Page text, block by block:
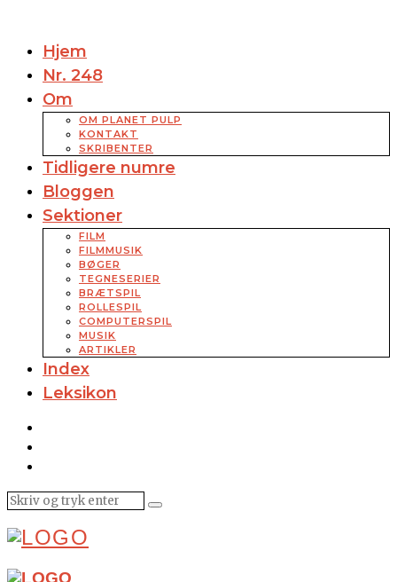
Hjem
Nr. 248
Om
OM PLANET PULP
KONTAKT
SKRIBENTER
Tidligere numre
Bloggen
Sektioner
FILM
FILMMUSIK
BØGER
TEGNESERIER
BRÆTSPIL
ROLLESPIL
COMPUTERSPIL
MUSIK
ARTIKLER
Index
Leksikon